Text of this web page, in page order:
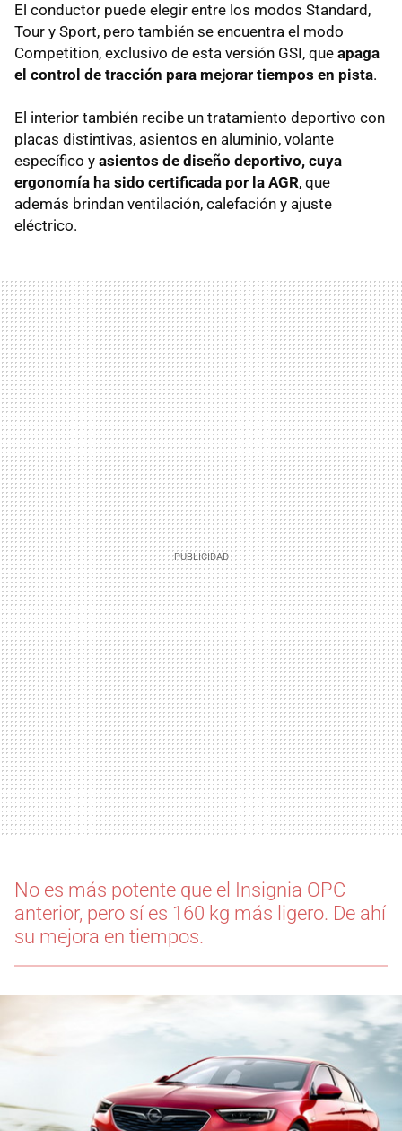
El conductor puede elegir entre los modos Standard,
Tour y Sport, pero también se encuentra el modo
Competition, exclusivo de esta versión GSI, que apaga
el control de tracción para mejorar tiempos en pista.
El interior también recibe un tratamiento deportivo con
placas distintivas, asientos en aluminio, volante
específico y asientos de diseño deportivo, cuya
ergonomía ha sido certificada por la AGR, que
además brindan ventilación, calefación y ajuste
eléctrico.
No es más potente que el Insignia OPC
anterior, pero sí es 160 kg más ligero. De ahí
su mejora en tiempos.